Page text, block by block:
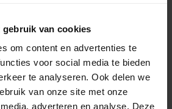
gebruik van cookies
om content en advertenties te
voor social media te bieden
te analyseren. Ook delen we
van onze site met onze
adverteren en analyse. Deze
reflector. Met deze reflector
en 90° kantelbaar.
hebben een hoge
80-89). De LED railspots zijn
LED modules en hebben een
tot wel 100.000 branduren.